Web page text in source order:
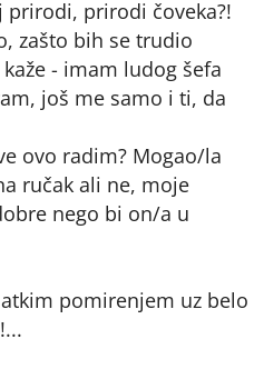
prirodi čoveka?!
zašto bih se trudio
- imam ludog šefa
još me samo i ti, da
ovo radim? Mogao/la
ručak ali ne, moje
nego bi on/a u
pomirenjem uz belo